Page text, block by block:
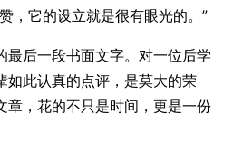
，它的设立就是很有眼光的。”
最后一段书面文字。对一位后学
如此认真的点评，是莫大的荣
章，花的不只是时间，更是一份